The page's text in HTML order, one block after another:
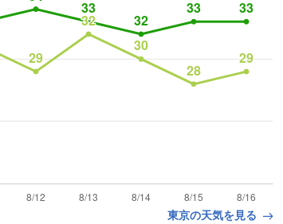
東京の天気を見る